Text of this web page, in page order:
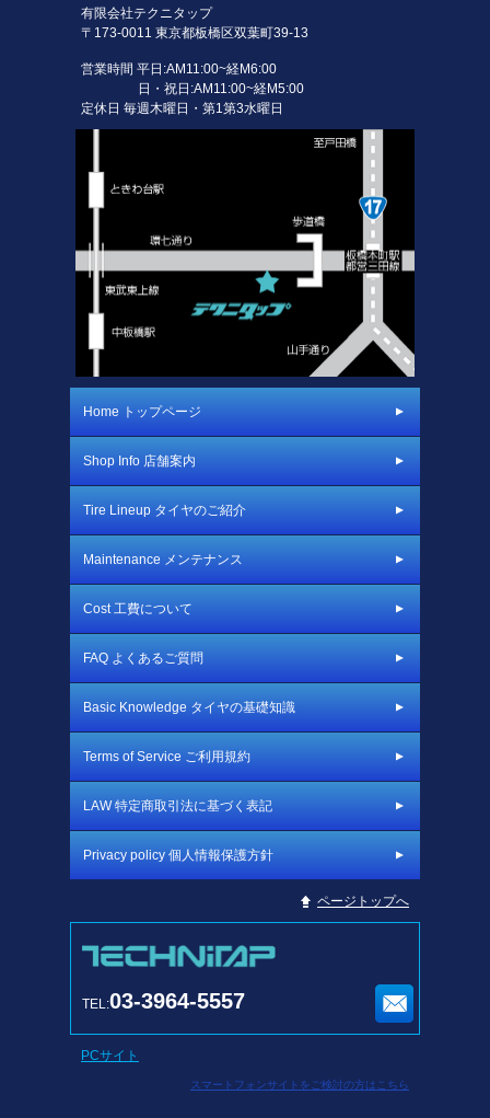
有限会社テクニタップ
〒173-0011 東京都板橋区双葉町39-13
営業時間 平日:AM11:00~経M6:00
日・祝日:AM11:00~経M5:00
定休日 毎週木曜日・第1第3水曜日
Home トップページ
Shop Info 店舗案内
Tire Lineup タイヤのご紹介
Maintenance メンテナンス
Cost 工費について
FAQ よくあるご質問
Basic Knowledge タイヤの基礎知識
Terms of Service ご利用規約
LAW 特定商取引法に基づく表記
Privacy policy 個人情報保護方針
ページトップへ
TEL:03-3964-5557
PCサイト
スマートフォンサイトをご検討の方はこちら